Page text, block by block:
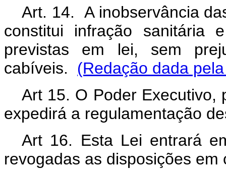
Art. 14. A inobservância
constitui infração sanitária
previstas em lei, sem
cabíveis. (Redação dada
Art 15. O Poder Executivo,
expedirá a regulamentação
Art 16. Esta Lei entrará
revogadas as disposições em